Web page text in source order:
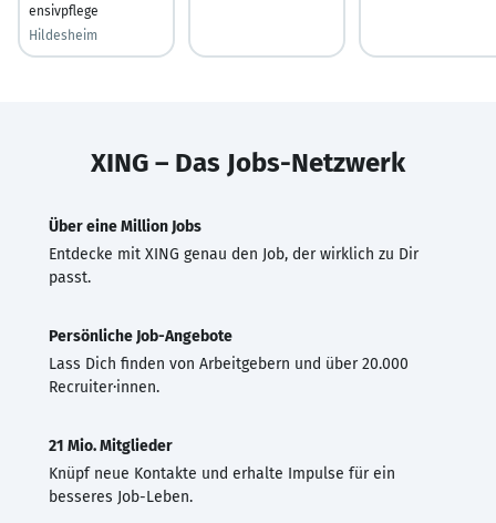
ensivpflege
Hildesheim
XING – Das Jobs-Netzwerk
Über eine Million Jobs
Entdecke mit XING genau den Job, der wirklich zu Dir
passt.
Persönliche Job-Angebote
Lass Dich finden von Arbeitgebern und über 20.000
Recruiter·innen.
21 Mio. Mitglieder
Knüpf neue Kontakte und erhalte Impulse für ein
besseres Job-Leben.